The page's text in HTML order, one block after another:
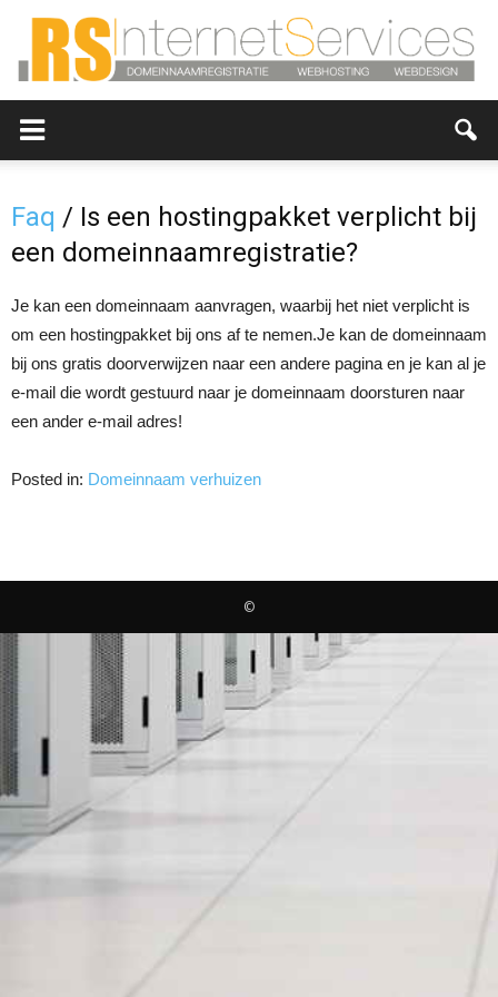
InternetServices,
domainnaam
Faq / Is een hostingpakket verplicht bij
een domeinnaamregistratie?
Je kan een domeinnaam aanvragen, waarbij het niet verplicht is
om een hostingpakket bij ons af te nemen.Je kan de domeinnaam
bij ons gratis doorverwijzen naar een andere pagina en je kan al je
e-mail die wordt gestuurd naar je domeinnaam doorsturen naar
een ander e-mail adres!
Posted in: Domeinnaam verhuizen
©